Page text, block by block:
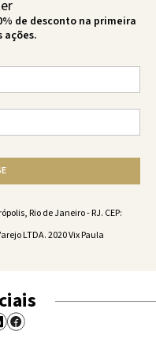
de desconto na primeira
ações.
Rio de Janeiro - RJ. CEP:
LTDA. 2020 Vix Paula